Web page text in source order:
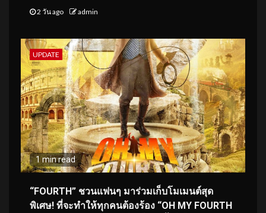
2 วัน ago admin
UPDATE
1 min read
“FOURTH” ชวนแฟนๆ มาร่วมเก็บโมเมนต์สุด
พิเศษ! ที่จะทำให้ทุกคนต้องร้อง “OH MY FOURTH